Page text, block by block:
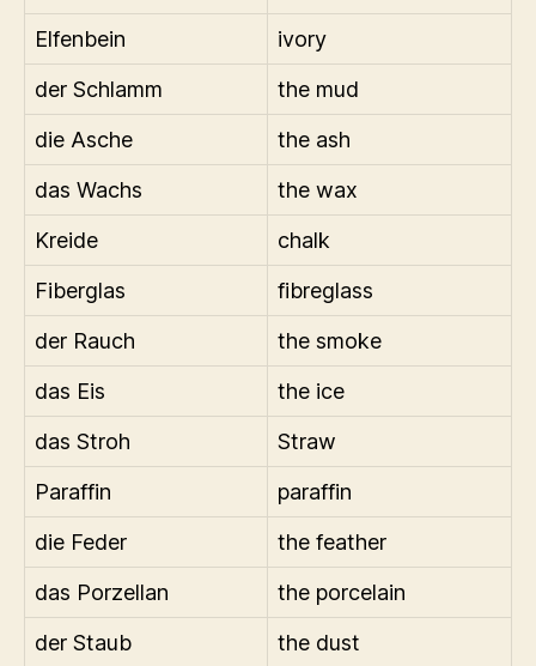
Elfenbein
ivory
der Schlamm
the mud
die Asche
the ash
das Wachs
the wax
Kreide
chalk
Fiberglas
fibreglass
der Rauch
the smoke
das Eis
the ice
das Stroh
Straw
Paraffin
paraffin
die Feder
the feather
das Porzellan
the porcelain
der Staub
the dust